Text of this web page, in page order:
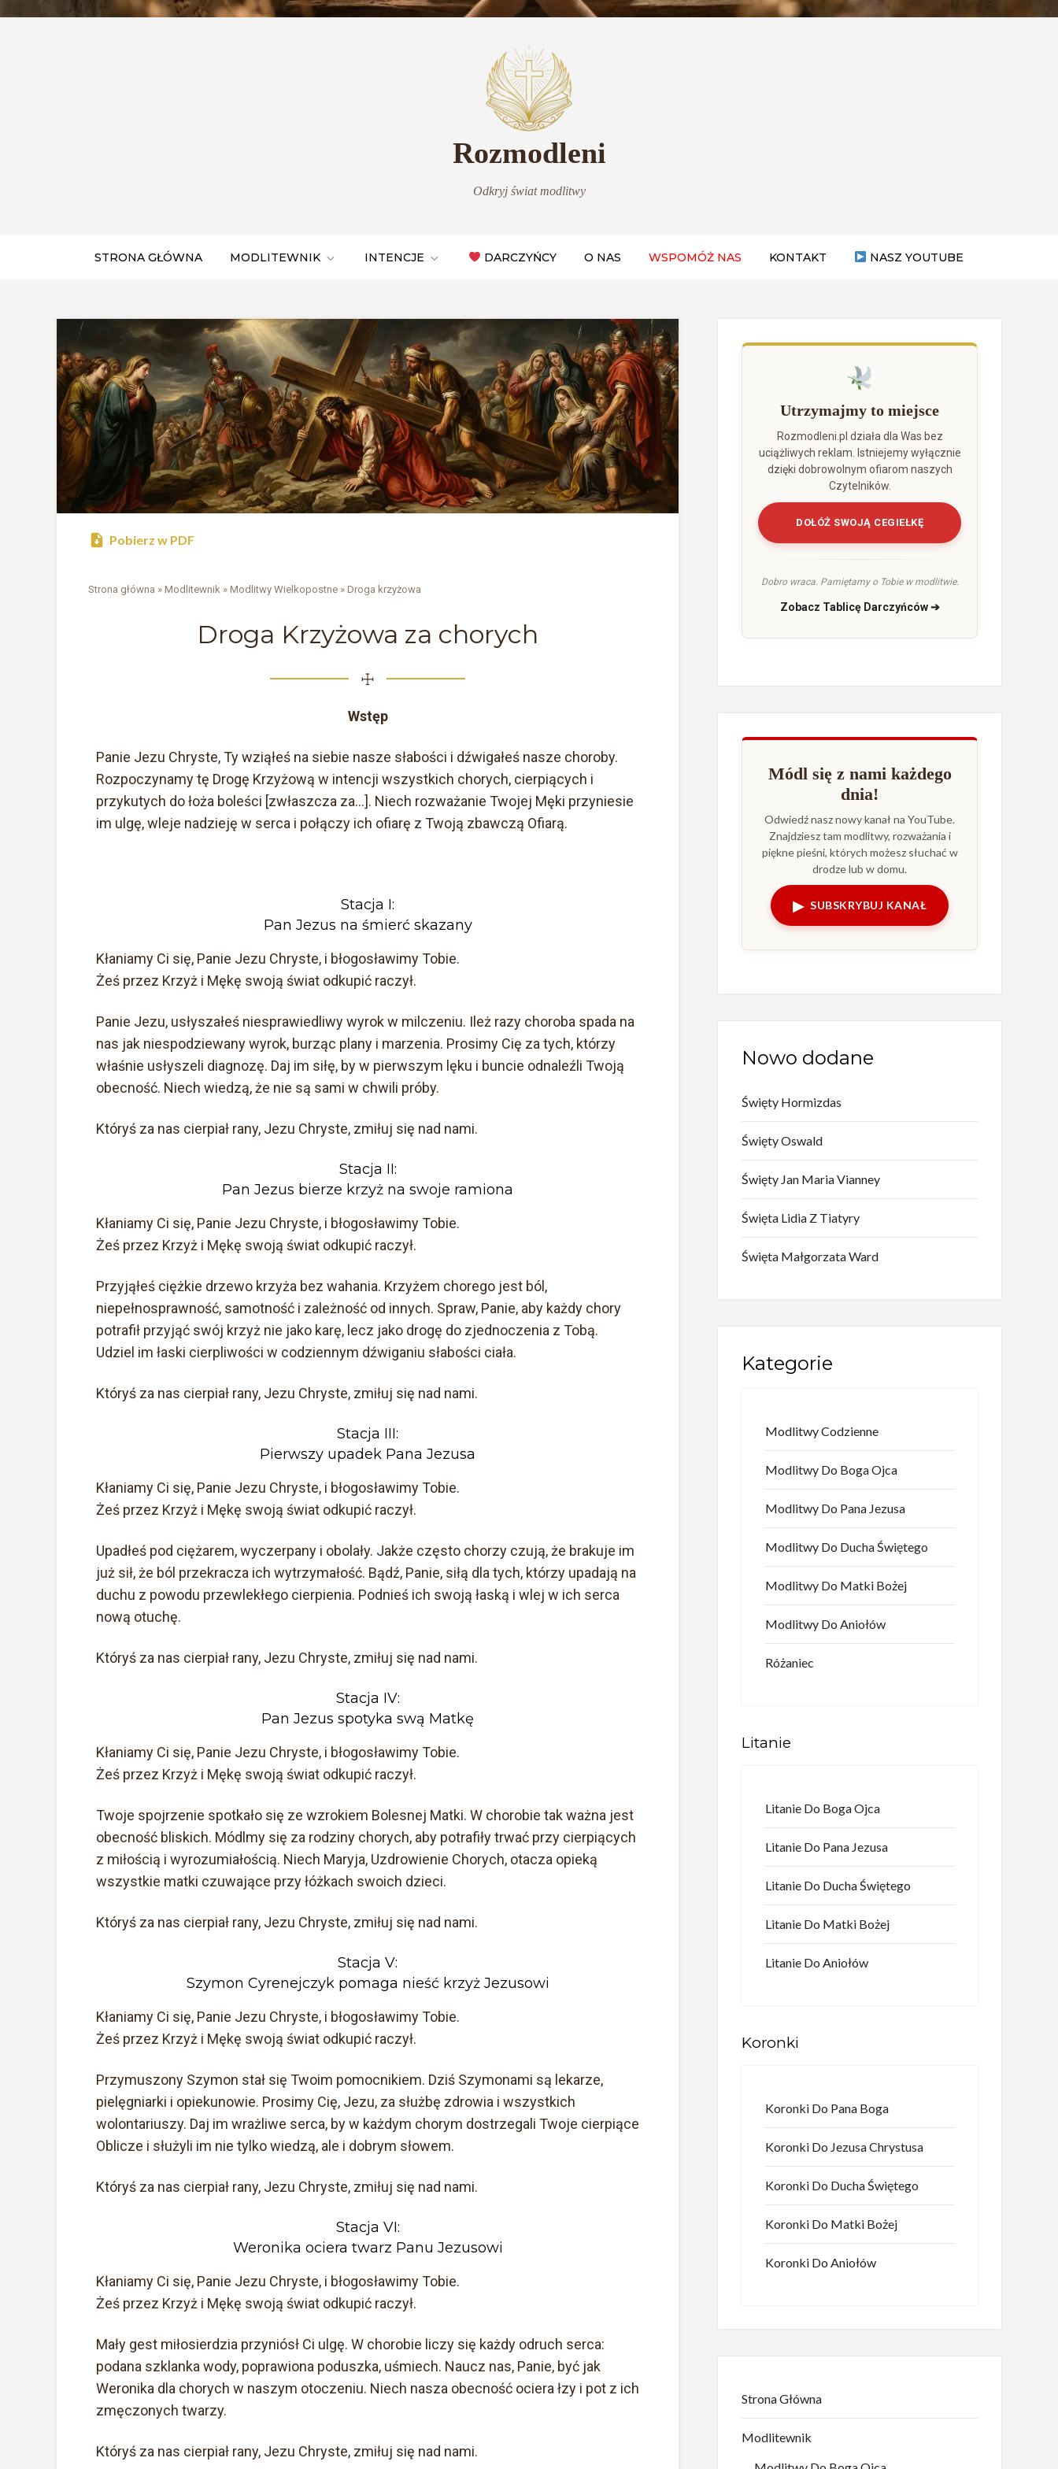
Rozmodleni
Odkryj świat modlitwy
STRONA GŁÓWNA MODLITEWNIK INTENCJE DARCZYŃCY O NAS WSPOMÓŻ NAS KONTAKT NASZ YOUTUBE
Pobierz w PDF
Strona główna » Modlitewnik » Modlitwy Wielkopostne » Droga krzyżowa
Droga Krzyżowa za chorych
☩
Wstęp
Panie Jezu Chryste, Ty wziąłeś na siebie nasze słabości i dźwigałeś nasze choroby.
Rozpoczynamy tę Drogę Krzyżową w intencji wszystkich chorych, cierpiących i
przykutych do łoża boleści [zwłaszcza za...]. Niech rozważanie Twojej Męki przyniesie
im ulgę, wleje nadzieję w serca i połączy ich ofiarę z Twoją zbawczą Ofiarą.
Stacja I:
Pan Jezus na śmierć skazany
Kłaniamy Ci się, Panie Jezu Chryste, i błogosławimy Tobie.
Żeś przez Krzyż i Mękę swoją świat odkupić raczył.
Panie Jezu, usłyszałeś niesprawiedliwy wyrok w milczeniu. Ileż razy choroba spada na
nas jak niespodziewany wyrok, burząc plany i marzenia. Prosimy Cię za tych, którzy
właśnie usłyszeli diagnozę. Daj im siłę, by w pierwszym lęku i buncie odnaleźli Twoją
obecność. Niech wiedzą, że nie są sami w chwili próby.
Któryś za nas cierpiał rany, Jezu Chryste, zmiłuj się nad nami.
Stacja II:
Pan Jezus bierze krzyż na swoje ramiona
Kłaniamy Ci się, Panie Jezu Chryste, i błogosławimy Tobie.
Żeś przez Krzyż i Mękę swoją świat odkupić raczył.
Przyjąłeś ciężkie drzewo krzyża bez wahania. Krzyżem chorego jest ból,
niepełnosprawność, samotność i zależność od innych. Spraw, Panie, aby każdy chory
potrafił przyjąć swój krzyż nie jako karę, lecz jako drogę do zjednoczenia z Tobą.
Udziel im łaski cierpliwości w codziennym dźwiganiu słabości ciała.
Któryś za nas cierpiał rany, Jezu Chryste, zmiłuj się nad nami.
Stacja III:
Pierwszy upadek Pana Jezusa
Kłaniamy Ci się, Panie Jezu Chryste, i błogosławimy Tobie.
Żeś przez Krzyż i Mękę swoją świat odkupić raczył.
Upadłeś pod ciężarem, wyczerpany i obolały. Jakże często chorzy czują, że brakuje im
już sił, że ból przekracza ich wytrzymałość. Bądź, Panie, siłą dla tych, którzy upadają na
duchu z powodu przewlekłego cierpienia. Podnieś ich swoją łaską i wlej w ich serca
nową otuchę.
Któryś za nas cierpiał rany, Jezu Chryste, zmiłuj się nad nami.
Stacja IV:
Pan Jezus spotyka swą Matkę
Kłaniamy Ci się, Panie Jezu Chryste, i błogosławimy Tobie.
Żeś przez Krzyż i Mękę swoją świat odkupić raczył.
Twoje spojrzenie spotkało się ze wzrokiem Bolesnej Matki. W chorobie tak ważna jest
obecność bliskich. Módlmy się za rodziny chorych, aby potrafiły trwać przy cierpiących
z miłością i wyrozumiałością. Niech Maryja, Uzdrowienie Chorych, otacza opieką
wszystkie matki czuwające przy łóżkach swoich dzieci.
Któryś za nas cierpiał rany, Jezu Chryste, zmiłuj się nad nami.
Stacja V:
Szymon Cyrenejczyk pomaga nieść krzyż Jezusowi
Kłaniamy Ci się, Panie Jezu Chryste, i błogosławimy Tobie.
Żeś przez Krzyż i Mękę swoją świat odkupić raczył.
Przymuszony Szymon stał się Twoim pomocnikiem. Dziś Szymonami są lekarze,
pielęgniarki i opiekunowie. Prosimy Cię, Jezu, za służbę zdrowia i wszystkich
wolontariuszy. Daj im wrażliwe serca, by w każdym chorym dostrzegali Twoje cierpiące
Oblicze i służyli im nie tylko wiedzą, ale i dobrym słowem.
Któryś za nas cierpiał rany, Jezu Chryste, zmiłuj się nad nami.
Stacja VI:
Weronika ociera twarz Panu Jezusowi
Kłaniamy Ci się, Panie Jezu Chryste, i błogosławimy Tobie.
Żeś przez Krzyż i Mękę swoją świat odkupić raczył.
Mały gest miłosierdzia przyniósł Ci ulgę. W chorobie liczy się każdy odruch serca:
podana szklanka wody, poprawiona poduszka, uśmiech. Naucz nas, Panie, być jak
Weronika dla chorych w naszym otoczeniu. Niech nasza obecność ociera łzy i pot z ich
zmęczonych twarzy.
Któryś za nas cierpiał rany, Jezu Chryste, zmiłuj się nad nami.
Utrzymajmy to miejsce
Rozmodleni.pl działa dla Was bez
uciążliwych reklam. Istniejemy wyłącznie
dzięki dobrowolnym ofiarom naszych
Czytelników.
DOŁÓŻ SWOJĄ CEGIEŁKĘ
Dobro wraca. Pamiętamy o Tobie w modlitwie.
Zobacz Tablicę Darczyńców ➔
Módl się z nami każdego
dnia!
Odwiedź nasz nowy kanał na YouTube.
Znajdziesz tam modlitwy, rozważania i
piękne pieśni, których możesz słuchać w
drodze lub w domu.
▶ SUBSKRYBUJ KANAŁ
Nowo dodane
Święty Hormizdas
Święty Oswald
Święty Jan Maria Vianney
Święta Lidia Z Tiatyry
Święta Małgorzata Ward
Kategorie
Modlitwy Codzienne
Modlitwy Do Boga Ojca
Modlitwy Do Pana Jezusa
Modlitwy Do Ducha Świętego
Modlitwy Do Matki Bożej
Modlitwy Do Aniołów
Różaniec
Litanie
Litanie Do Boga Ojca
Litanie Do Pana Jezusa
Litanie Do Ducha Świętego
Litanie Do Matki Bożej
Litanie Do Aniołów
Koronki
Koronki Do Pana Boga
Koronki Do Jezusa Chrystusa
Koronki Do Ducha Świętego
Koronki Do Matki Bożej
Koronki Do Aniołów
Strona Główna
Modlitewnik